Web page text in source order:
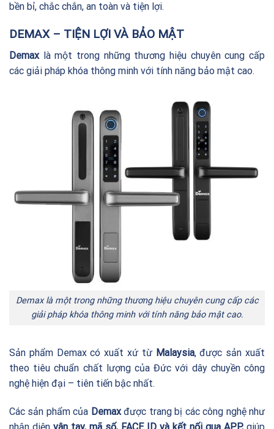
bền bỉ, chắc chắn, an toàn và tiện lợi.
DEMAX – TIỆN LỢI VÀ BẢO MẬT
Demaxlà một trong những thương hiệu chuyên cung cấp
các giải pháp khóa thông minh với tính năng bảo mật cao.
Demax là một trong những thương hiệu chuyên cung cấp các
giải pháp khóa thông minh với tính năng bảo mật cao.
Sản phẩm Demax có xuất xứ từ Malaysia, được sản xuất
theo tiêu chuẩn chất lượng của Đức với dây chuyền công
nghệ hiện đại – tiên tiến bậc nhất.
Các sản phẩm của Demaxđược trang bị các công nghệ như